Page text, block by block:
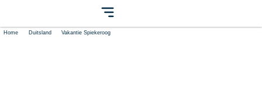
Home Duitsland Vakantie Spiekeroog